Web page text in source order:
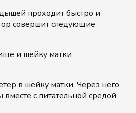
проходит быстро и
совершит следующие
и шейку матки
в шейку матки. Через него
с питательной средой